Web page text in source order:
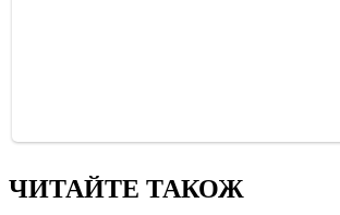
ЧИТАЙТЕ ТАКОЖ